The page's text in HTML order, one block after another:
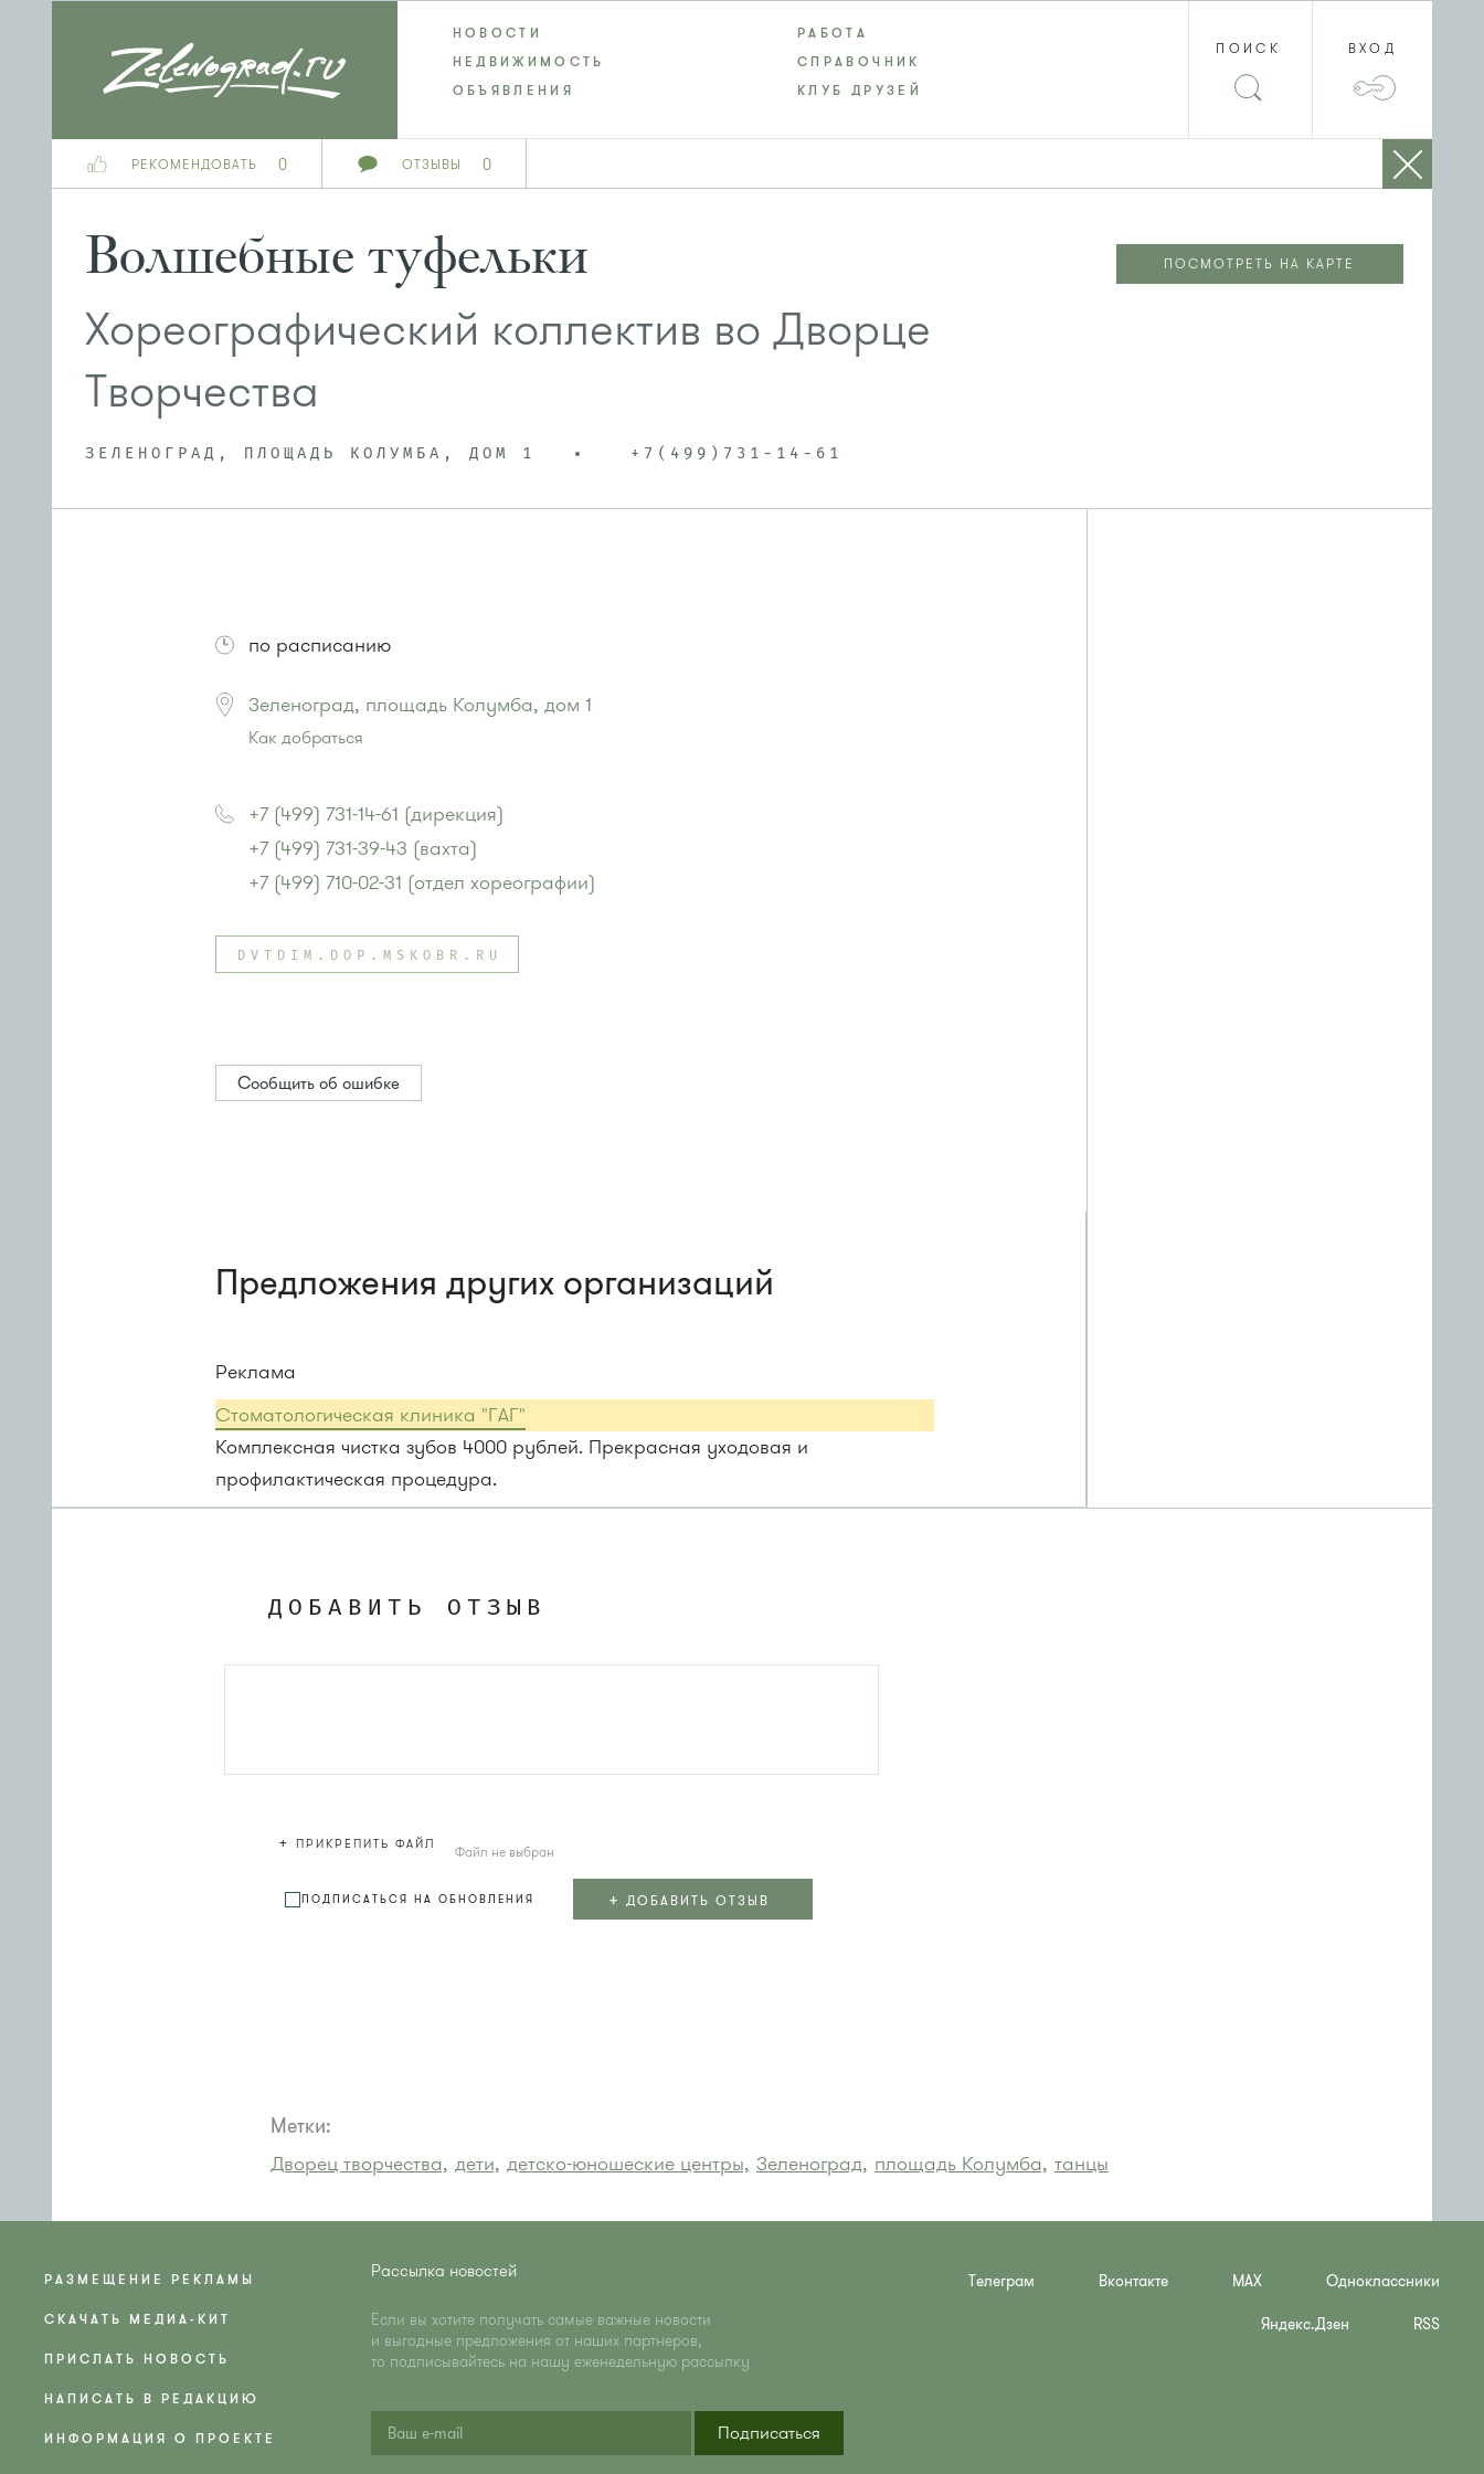
РЕКОМЕНДОВАТЬ 0 ОТЗЫВЫ 0
НОВОСТИ
РАБОТА
НЕДВИЖИМОСТЬ
СПРАВОЧНИК
ОБЪЯВЛЕНИЯ
КЛУБ ДРУЗЕЙ
ПОИСК ВХОД
Волшебные туфельки
Хореографический коллектив во Дворце
Творчества
ЗЕЛЕНОГРАД, ПЛОЩАДЬ КОЛУМБА, ДОМ 1 +7(499)731-14-61
ПОСМОТРЕТЬ НА КАРТЕ
по расписанию
Зеленоград, площадь Колумба, дом 1
Как добраться
Автобус № 1, 4, 8, 10, 12, 13, 15, 23.
Маршрутка № 128, 408м, 431м, 476м, 720м, 900, 903
или до остановки"Филаретовская улица"
Автобусы № 11, 29.
+7 (499) 731-14-61 (дирекция)
+7 (499) 731-39-43 (вахта)
+7 (499) 710-02-31 (отдел хореографии)
DVTDIM.DOP.MSKOBR.RU
Сообщить об ошибке
Предложения других организаций
Реклама
Стоматологическая клиника "ГАГ"
Комплексная чистка зубов 4000 рублей. Прекрасная уходовая и
профилактическая процедура.
ДОБАВИТЬ ОТЗЫВ
+ ПРИКРЕПИТЬ ФАЙЛ Файл не выбран
ПОДПИСАТЬСЯ НА ОБНОВЛЕНИЯ + ДОБАВИТЬ ОТЗЫВ
Метки:
Дворец творчества, дети, детско-юношеские центры, Зеленоград, площадь Колумба, танцы
РАЗМЕЩЕНИЕ РЕКЛАМЫ
СКАЧАТЬ МЕДИА-КИТ
ПРИСЛАТЬ НОВОСТЬ
НАПИСАТЬ В РЕДАКЦИЮ
ИНФОРМАЦИЯ О ПРОЕКТЕ
Рассылка новостей
Если вы хотите получать самые важные новости
и выгодные предложения от наших партнеров,
то подписывайтесь на нашу еженедельную рассылку
Подписаться
Телеграм Вконтакте MAX Одноклассники
Яндекс.Дзен RSS